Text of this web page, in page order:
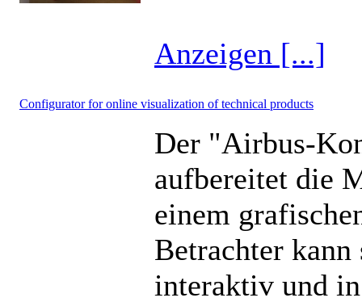
Anzeigen [...]
Configurator for online visualization of technical products
Der "Airbus-
aufbereitet die
einem
Betrachter
interaktiv und